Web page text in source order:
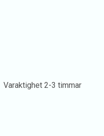
Varaktighet 2-3 timmar